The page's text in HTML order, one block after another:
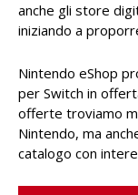
anche gli store
iniziando a
Nintendo eShop
per Switch in
offerte troviamo
Nintendo, ma
catalogo con